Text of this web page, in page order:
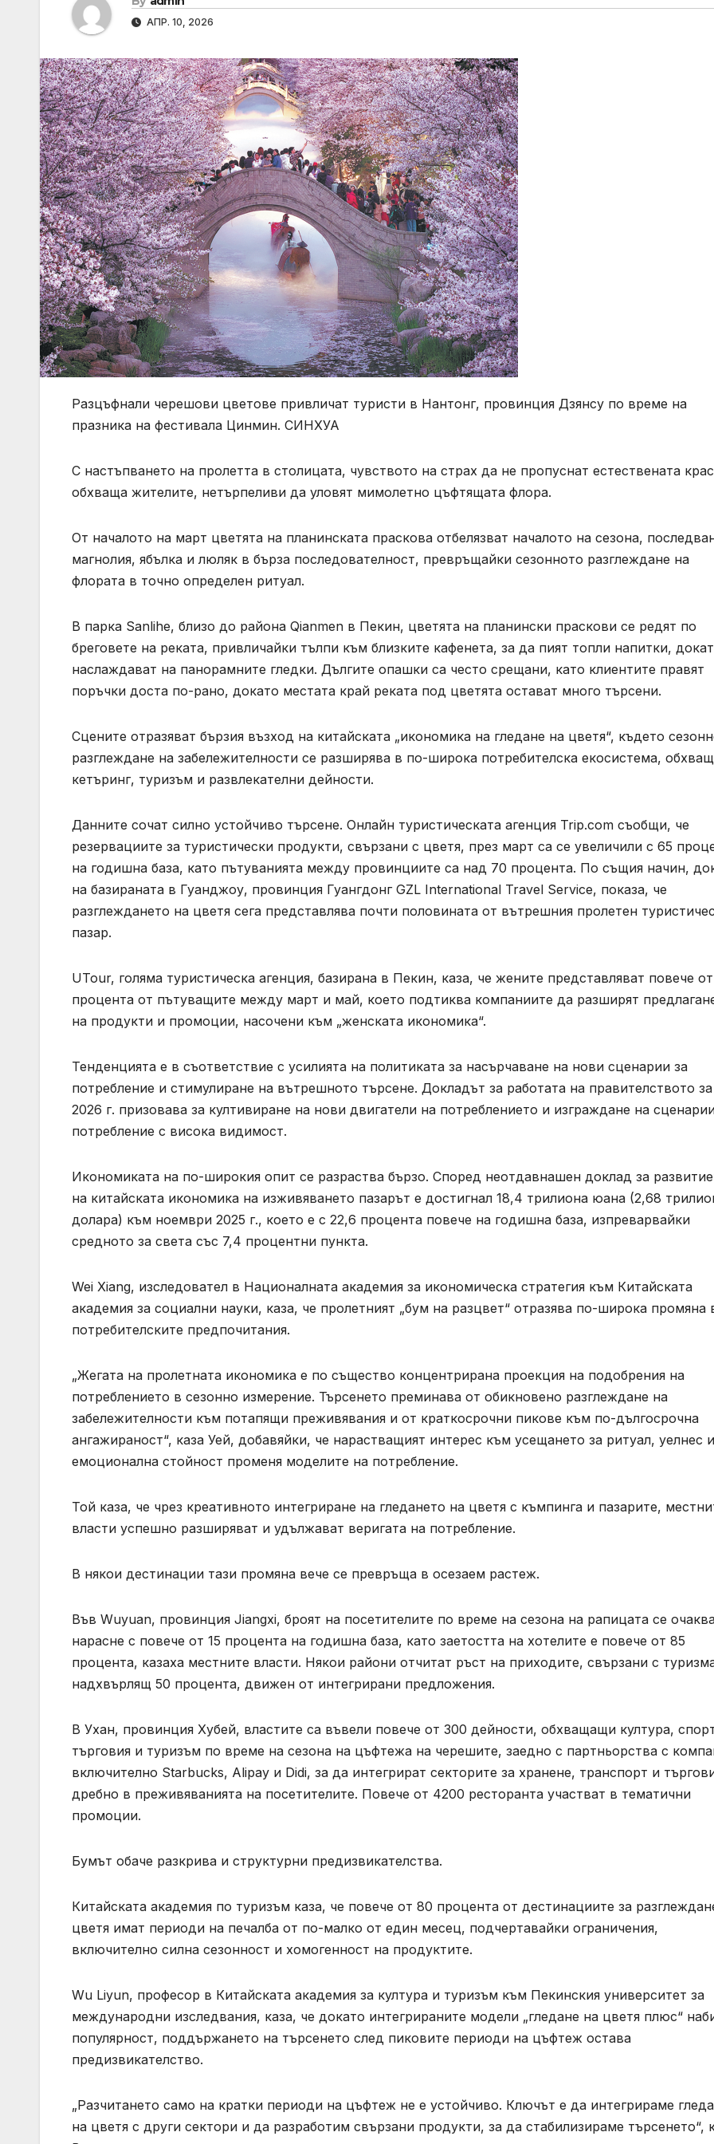
АПР. 10, 2026
Разцъфнали черешови цветове привличат туристи в Нантонг, провинция Дзянсу по време на
празника на фестивала Цинмин. СИНХУА
С настъпването на пролетта в столицата, чувството на страх да не пропуснат естествената
обхваща жителите, нетърпеливи да уловят мимолетно цъфтящата флора.
От началото на март цветята на планинската праскова отбелязват началото на сезона,
магнолия, ябълка и люляк в бърза последователност, превръщайки сезонното разглеждане на
флората в точно определен ритуал.
В парка Sanlihe, близо до района Qianmen в Пекин, цветята на планински праскови се редят по
бреговете на реката, привличайки тълпи към близките кафенета, за да пият топли напитки,
наслаждават на панорамните гледки. Дългите опашки са често срещани, като клиентите правят
поръчки доста по-рано, докато местата край реката под цветята остават много търсени.
Сцените отразяват бързия възход на китайската „икономика на гледане на цветя“, където
разглеждане на забележителности се разширява в по-широка потребителска екосистема,
кетъринг, туризъм и развлекателни дейности.
Данните сочат силно устойчиво търсене. Онлайн туристическата агенция Trip.com съобщи, че
резервациите за туристически продукти, свързани с цветя, през март са се увеличили с 65
на годишна база, като пътуванията между провинциите са над 70 процента. По същия начин,
на базираната в Гуанджоу, провинция Гуангдонг GZL International Travel Service, показа, че
разглеждането на цветя сега представлява почти половината от вътрешния пролетен
пазар.
UTour, голяма туристическа агенция, базирана в Пекин, каза, че жените представляват повече
процента от пътуващите между март и май, което подтиква компаниите да разширят
на продукти и промоции, насочени към „женската икономика“.
Тенденцията е в съответствие с усилията на политиката за насърчаване на нови сценарии за
потребление и стимулиране на вътрешното търсене. Докладът за работата на правителството за
2026 г. призовава за култивиране на нови двигатели на потреблението и изграждане на
потребление с висока видимост.
Икономиката на по-широкия опит се разраства бързо. Според неотдавнашен доклад за
на китайската икономика на изживяването пазарът е достигнал 18,4 трилиона юана (2,68
долара) към ноември 2025 г., което е с 22,6 процента повече на годишна база, изпреварвайки
средното за света със 7,4 процентни пункта.
Wei Xiang, изследовател в Националната академия за икономическа стратегия към Китайската
академия за социални науки, каза, че пролетният „бум на разцвет“ отразява по-широка промяна
потребителските предпочитания.
„Жегата на пролетната икономика е по същество концентрирана проекция на подобрения на
потреблението в сезонно измерение. Търсенето преминава от обикновено разглеждане на
забележителности към потапящи преживявания и от краткосрочни пикове към по-дългосрочна
ангажираност“, каза Уей, добавяйки, че нарастващият интерес към усещането за ритуал, уелнес и
емоционална стойност променя моделите на потребление.
Той каза, че чрез креативното интегриране на гледането на цветя с къмпинга и пазарите,
власти успешно разширяват и удължават веригата на потребление.
В някои дестинации тази промяна вече се превръща в осезаем растеж.
Във Wuyuan, провинция Jiangxi, броят на посетителите по време на сезона на рапицата се
нарасне с повече от 15 процента на годишна база, като заетостта на хотелите е повече от 85
процента, казаха местните власти. Някои райони отчитат ръст на приходите, свързани с
надхвърлящ 50 процента, движен от интегрирани предложения.
В Ухан, провинция Хубей, властите са въвели повече от 300 дейности, обхващащи култура,
търговия и туризъм по време на сезона на цъфтежа на черешите, заедно с партньорства с
включително Starbucks, Alipay и Didi, за да интегрират секторите за хранене, транспорт и
дребно в преживяванията на посетителите. Повече от 4200 ресторанта участват в тематични
промоции.
Бумът обаче разкрива и структурни предизвикателства.
Китайската академия по туризъм каза, че повече от 80 процента от дестинациите за
цветя имат периоди на печалба от по-малко от един месец, подчертавайки ограничения,
включително силна сезонност и хомогенност на продуктите.
Wu Liyun, професор в Китайската академия за култура и туризъм към Пекинския университет за
международни изследвания, каза, че докато интегрираните модели „гледане на цветя плюс“
популярност, поддържането на търсенето след пиковите периоди на цъфтеж остава
предизвикателство.
„Разчитането само на кратки периоди на цъфтеж не е устойчиво. Ключът е да интегрираме
на цветя с други сектори и да разработим свързани продукти, за да стабилизираме търсенето“,